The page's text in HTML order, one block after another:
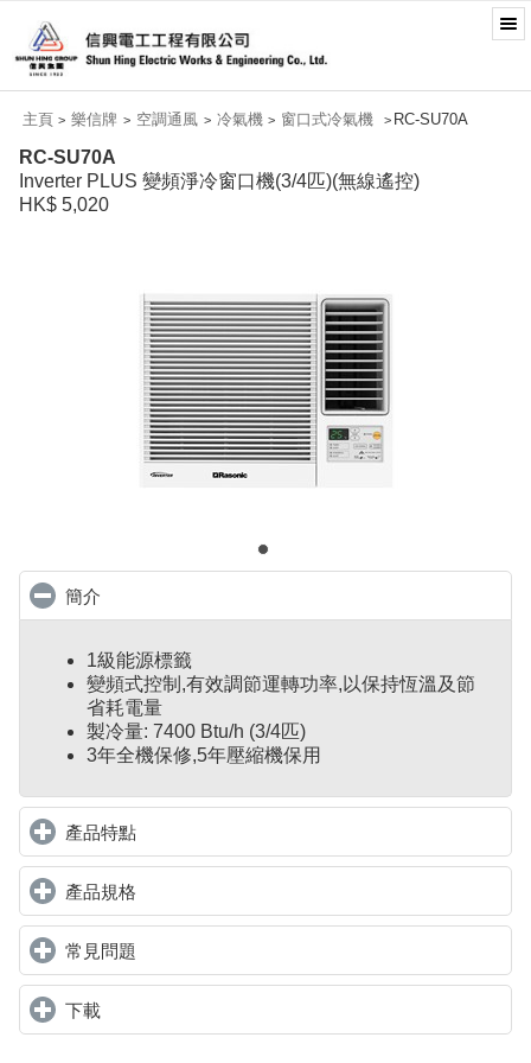
主頁 > 樂信牌 > 空調通風 > 冷氣機 > 窗口式冷氣機 > RC-SU70A
RC-SU70A
Inverter PLUS 變頻淨冷窗口機(3/4匹)(無線遙控)
HK$ 5,020
簡介
1級能源標籤
變頻式控制 ,有效調節運轉功率,以保持恆溫及節
省耗電量
製冷量: 7400 Btu/h (3/4匹)
3年全機保修,5年壓縮機保用
產品特點click to expand contents
產品規格
常見問題
下載click to expand contents